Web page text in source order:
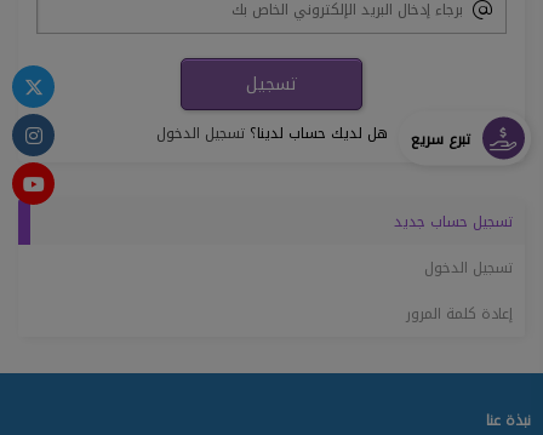
هل لديك حساب لدينا؟تسجيل الدخول
تسجيل حساب جديد
تسجيل الدخول
إعادة كلمة المرور
نبذة عنا
تبرع سريع